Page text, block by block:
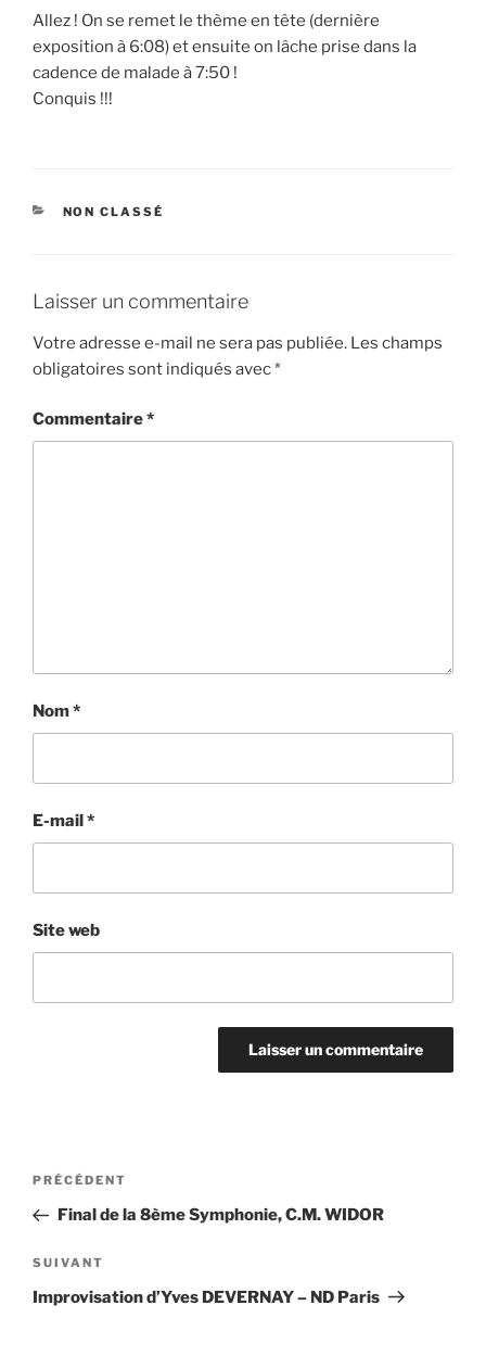
Allez ! On se remet le thème en tête (dernière
exposition à 6:08) et ensuite on lâche prise dans la
cadence de malade à 7:50 !
Conquis !!!
CATÉGORIES
NON CLASSÉ
Laisser un commentaire
Votre adresse e-mail ne sera pas publiée. Les champs
obligatoires sont indiqués avec*
Commentaire*
Nom*
E-mail*
Site web
Navigation
l’article
Article
précédent
PRÉCÉDENT
Final de la 8ème Symphonie, C.M. WIDOR
Article
suivant
SUIVANT
Improvisation d’Yves DEVERNAY – ND Paris